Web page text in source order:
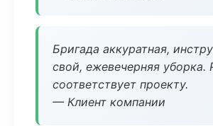
Бригада аккуратная,
свой, ежевечерняя уборка.
соответствует проекту.
— Клиент компании